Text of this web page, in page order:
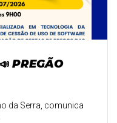
PREGÃO
da Serra, comunica